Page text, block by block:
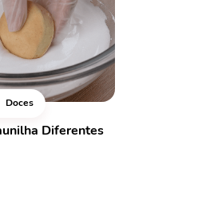
Doces
Diferentes